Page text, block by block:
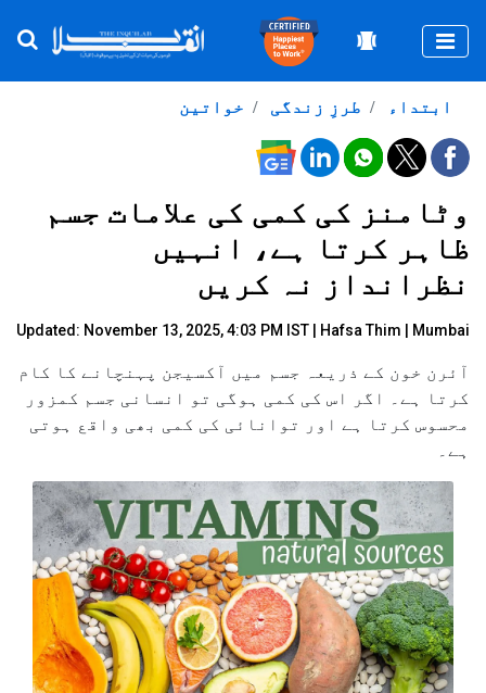
خواتین طرزِ زندگی ابتداء
وٹامنز کی کمی کی علامات جسم
ظاہر کرتا ہے، انہیں
نظرانداز نہ کریں
Updated: November 13, 2025, 4:03 PM IST | Hafsa Thim | Mumbai
آئرن خون کے ذریعہ جسم میں آکسیجن پہنچانے کا کام
کرتا ہے۔ اگر اس کی کمی ہوگی تو انسانی جسم کمزور
محسوس کرتا ہے اور توانائی کی کمی بھی واقع ہوتی
ہے۔